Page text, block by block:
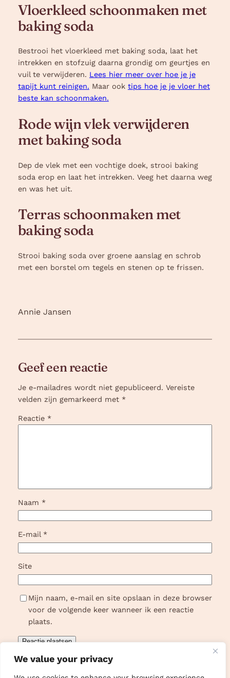
We value your privacy
Vloerkleed schoonmaken met
baking soda
Bestrooi het vloerkleed met baking soda, laat het
intrekken en stofzuig daarna grondig om geurtjes en
vuil te verwijderen. Lees hier meer over hoe je je
tapijt kunt reinigen. Maar ook tips hoe je je vloer het
beste kan schoonmaken.
Rode wijn vlek verwijderen
met baking soda
Dep de vlek met een vochtige doek, strooi baking
soda erop en laat het intrekken. Veeg het daarna weg
en was het uit.
Terras schoonmaken met
baking soda
Strooi baking soda over groene aanslag en schrob
met een borstel om tegels en stenen op te frissen.
Annie Jansen
Geef een reactie
Je e-mailadres wordt niet gepubliceerd. Vereiste
velden zijn gemarkeerd met *
Reactie *
Naam *
E-mail *
Site
Mijn naam, e-mail en site opslaan in deze browser
voor de volgende keer wanneer ik een reactie
plaats.